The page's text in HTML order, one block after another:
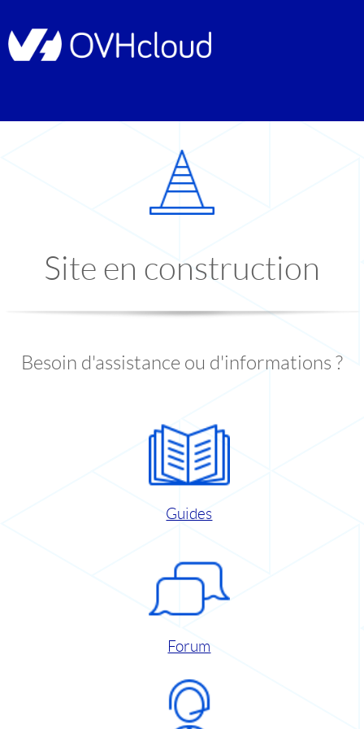
Site en construction
Besoin d'assistance ou d'informations ?
Guides
Forum